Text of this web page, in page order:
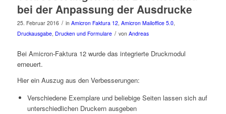
bei der Anpassung der Ausdrucke
25. Februar 2016 / in Amicron Faktura 12, Amicron Mailoffice 5.0,
Druckausgabe, Drucken und Formulare / von Andreas
Bei Amicron-Faktura 12 wurde das integrierte Druckmodul
erneuert.
Hier ein Auszug aus den Verbesserungen:
Verschiedene Exemplare und beliebige Seiten lassen sich auf
unterschiedlichen Druckern ausgeben